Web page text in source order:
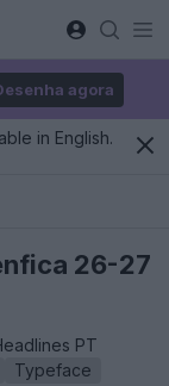
agora
in English.
26-27
PT
Typeface